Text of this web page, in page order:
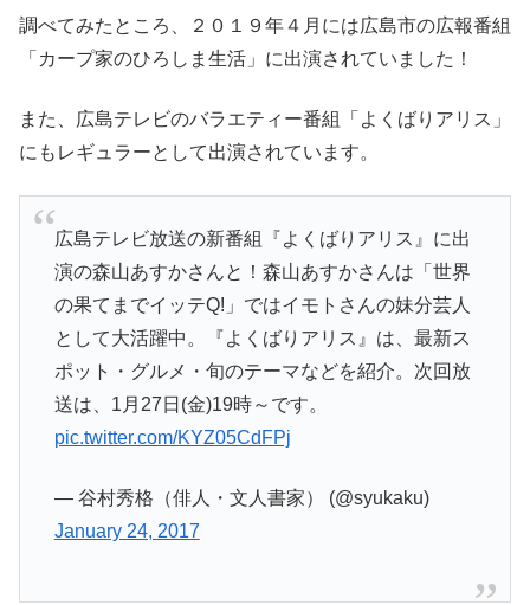
調べてみたところ、２０１９年４月には広島市の広報番組
「カープ家のひろしま生活」に出演されていました！
また、広島テレビのバラエティー番組「よくばりアリス」
にもレギュラーとして出演されています。
広島テレビ放送の新番組『よくばりアリス』に出
演の森山あすかさんと！森山あすかさんは「世界
の果てまでイッテQ!」ではイモトさんの妹分芸人
として大活躍中。『よくばりアリス』は、最新ス
ポット・グルメ・旬のテーマなどを紹介。次回放
送は、1月27日(金)19時～です。
pic.twitter.com/KYZ05CdFPj
— 谷村秀格（俳人・文人書家） (@syukaku)
January 24, 2017